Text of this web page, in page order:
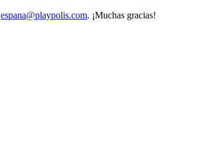
espana@playpolis.com. ¡Muchas gracias!